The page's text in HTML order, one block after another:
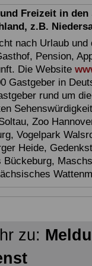
Freizeit in
z.B.
nach Urlaub
Pension,
Die Website
Gastgeber in
rund um
Zoo
Vogelpark
Heide,
Bückeburg,
zu: